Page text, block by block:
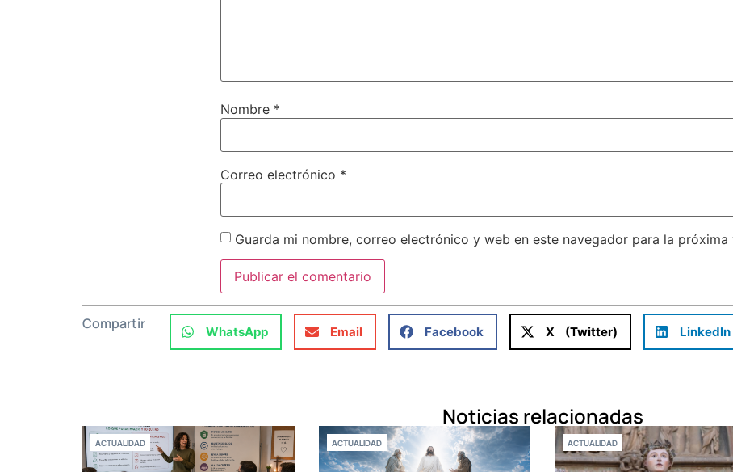
Nombre *
Correo electrónico *
Guarda mi nombre, correo electrónico y web en este navegador para la próxima
Compartir WhatsApp Email Facebook X (Twitter) LinkedIn
Noticias relacionadas
ACTUALIDAD ACTUALIDAD ACTUALIDAD